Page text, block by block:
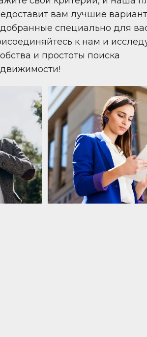
вам лучшие
специально для
к нам и
и простоты поиска